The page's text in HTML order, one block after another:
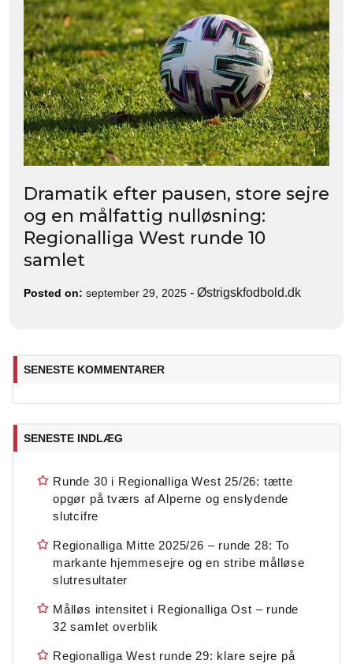
Dramatik efter pausen, store sejre
og en målfattig nulløsning:
Regionalliga West runde 10
samlet
Posted on: september 29, 2025 - Østrigskfodbold.dk
SENESTE KOMMENTARER
SENESTE INDLÆG
Runde 30 i Regionalliga West 25/26: tætte
opgør på tværs af Alperne og enslydende
slutcifre
Regionalliga Mitte 2025/26 – runde 28: To
markante hjemmesejre og en stribe målløse
slutresultater
Målløs intensitet i Regionalliga Ost – runde
32 samlet overblik
Regionalliga West runde 29: klare sejre på